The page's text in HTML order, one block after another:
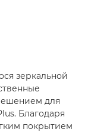
зеркальной
для
Благодаря
покрытием